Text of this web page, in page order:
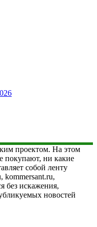
проектом. На этом
покупают, ни какие
собой ленту
kommersant.ru,
без искажения,
новостей